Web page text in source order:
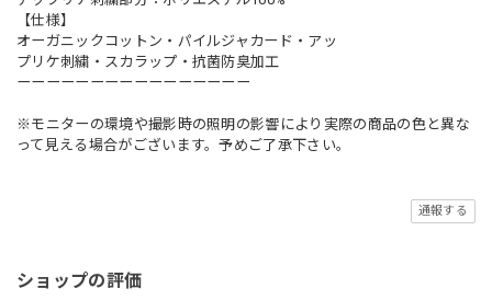
【仕様】
オーガニックコットン・パイルジャカード・アッ
プリケ刺繍・スカラップ・抗菌防臭加工
ーーーーーーーーーーーーーーーー
※モニターの環境や撮影時の照明の影響により実際の商品の色と異な
って見える場合がございます。予めご了承下さい。
通報する
ショップの評価